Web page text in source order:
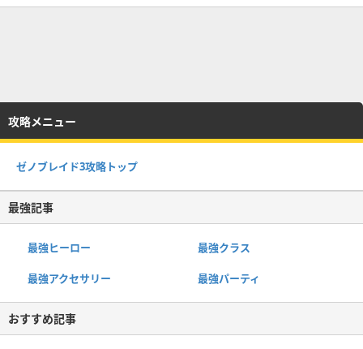
攻略メニュー
ゼノブレイド3攻略トップ
最強記事
最強ヒーロー 最強クラス
最強アクセサリー 最強パーティ
おすすめ記事